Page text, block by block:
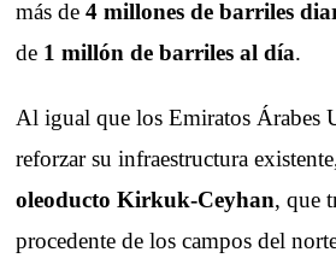
más de4 millones de barriles
de 1 millón de barriles al día.
Al igual que los Emiratos Árabes
reforzar su infraestructura
oleoducto Kirkuk-Ceyhan, que
procedente de los campos del